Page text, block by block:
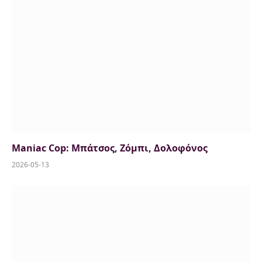
Maniac Cop: Μπάτσος, Ζόμπι, Δολοφόνος
2026-05-13